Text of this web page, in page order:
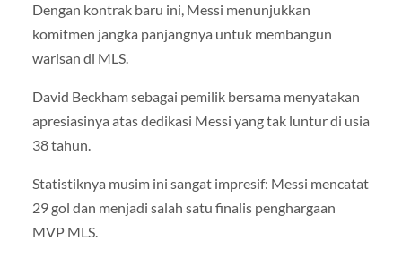
Dengan kontrak baru ini, Messi menunjukkan
komitmen jangka panjangnya untuk membangun
warisan di MLS.
David Beckham sebagai pemilik bersama menyatakan
apresiasinya atas dedikasi Messi yang tak luntur di usia
38 tahun.
Statistiknya musim ini sangat impresif: Messi mencatat
29 gol dan menjadi salah satu finalis penghargaan
MVP MLS.